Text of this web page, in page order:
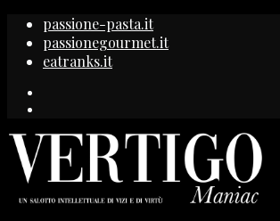
passione-pasta.it
passionegourmet.it
eatranks.it